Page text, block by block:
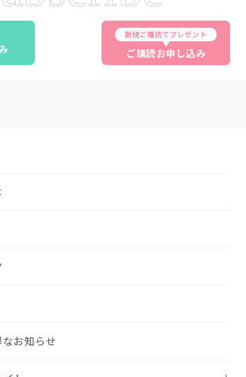
新規ご購読でプレゼント
ご購読お申し込み
お知らせ